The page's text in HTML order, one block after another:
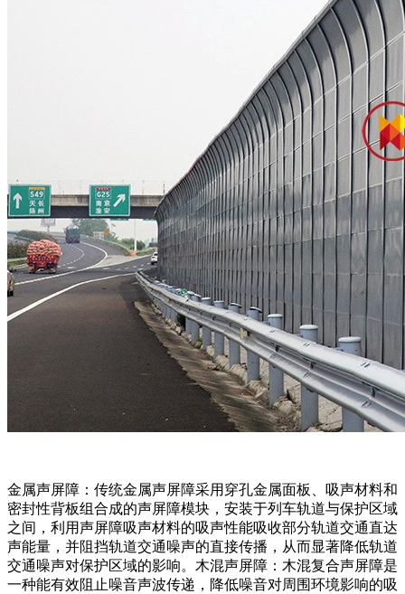
金属声屏障：传统金属声屏障采用穿孔金属面板、吸声材料和
密封性背板组合成的声屏障模块，安装于列车轨道与保护区域
之间，利用声屏障吸声材料的吸声性能吸收部分轨道交通直达
声能量，并阻挡轨道交通噪声的直接传播，从而显著降低轨道
交通噪声对保护区域的影响。木混声屏障：木混复合声屏障是
一种能有效阻止噪音声波传递，降低噪音对周围环境影响的吸